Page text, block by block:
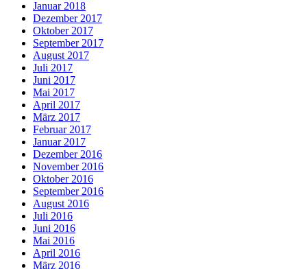
Januar 2018
Dezember 2017
Oktober 2017
September 2017
August 2017
Juli 2017
Juni 2017
Mai 2017
April 2017
März 2017
Februar 2017
Januar 2017
Dezember 2016
November 2016
Oktober 2016
September 2016
August 2016
Juli 2016
Juni 2016
Mai 2016
April 2016
März 2016